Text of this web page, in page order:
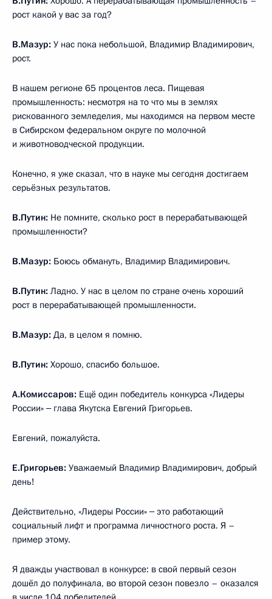
рост какой у вас за год?
В.Мазур: У нас пока небольшой, Владимир Владимирович,
рост.
В нашем регионе 65 процентов леса. Пищевая
промышленность: несмотря на то что мы в землях
рискованного земледелия, мы находимся на первом месте
в Сибирском федеральном округе по молочной
и животноводческой продукции.
Конечно, я уже сказал, что в науке мы сегодня достигаем
серьёзных результатов.
В.Путин: Не помните, сколько рост в перерабатывающей
промышленности?
В.Мазур: Боюсь обмануть, Владимир Владимирович.
В.Путин: Ладно. У нас в целом по стране очень хороший
рост в перерабатывающей промышленности.
В.Мазур: Да, в целом я помню.
В.Путин: Хорошо, спасибо большое.
А.Комиссаров: Ещё один победитель конкурса «Лидеры
России» ‒ глава Якутска Евгений Григорьев.
Евгений, пожалуйста.
Е.Григорьев: Уважаемый Владимир Владимирович, добрый
день!
Действительно, «Лидеры России» ‒ это работающий
социальный лифт и программа личностного роста. Я –
пример этому.
Я дважды участвовал в конкурсе: в свой первый сезон
дошёл до полуфинала, во второй сезон повезло – оказался